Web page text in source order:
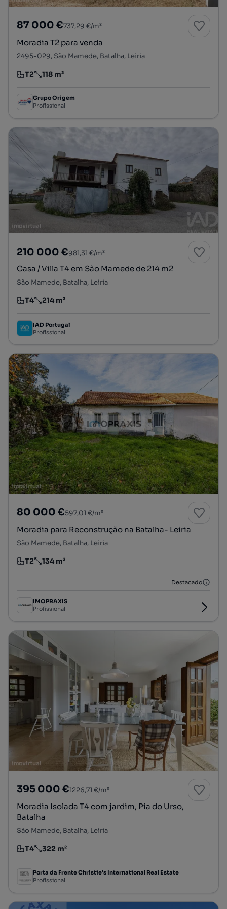
87 000 €737,29 €/m²
Moradia T2 para venda
2495-029, São Mamede, Batalha, Leiria
Tipologia
T2
Preço por metro quadrado
118 m²
Grupo Origem
Profissional
210 000 €981,31 €/m²
Casa / Villa T4 em São Mamede de 214 m2
São Mamede, Batalha, Leiria
Tipologia
T4
Preço por metro quadrado
214 m²
IAD Portugal
Profissional
80 000 €597,01 €/m²
Moradia para Reconstrução na Batalha- Leiria
São Mamede, Batalha, Leiria
Tipologia
T2
Preço por metro quadrado
134 m²
Destacado
IMOPRAXIS
Profissional
395 000 €1226,71 €/m²
Moradia Isolada T4 com jardim, Pia do Urso,
Batalha
São Mamede, Batalha, Leiria
Tipologia
T4
Preço por metro quadrado
322 m²
Porta da Frente Christie's International Real Estate
Profissional